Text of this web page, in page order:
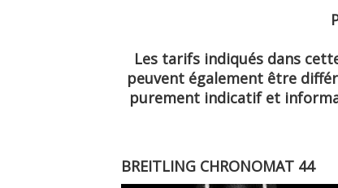
Les tarifs indiqués dans
peuvent également être
purement indicatif et
BREITLING CHRONOMAT 44